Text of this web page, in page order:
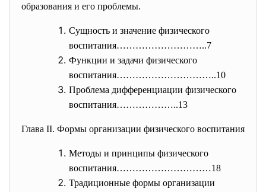
образования и его проблемы.
Сущность и значение физического
воспитания………………………..7
Функции и задачи физического
воспитания…………………………..10
Проблема дифференциации физического
воспитания………………..13
Глава II. Формы организации физического воспитания
Методы и принципы физического
воспитания…………………………18
Традиционные формы организации